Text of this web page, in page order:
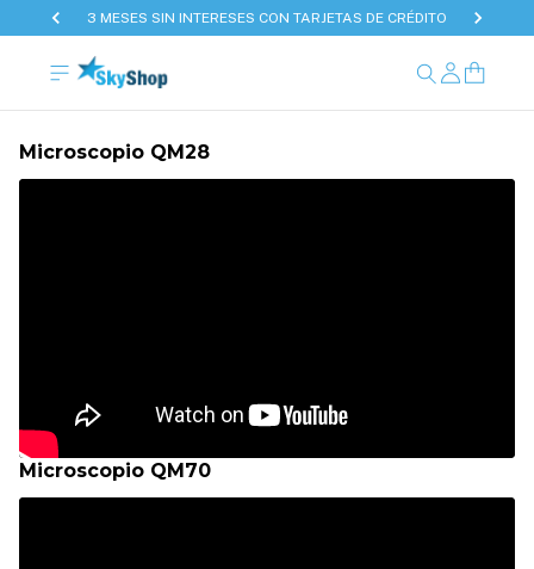
3 MESES SIN INTERESES CON TARJETAS DE CRÉDITO
Microscopio QM28
Microscopio QM70